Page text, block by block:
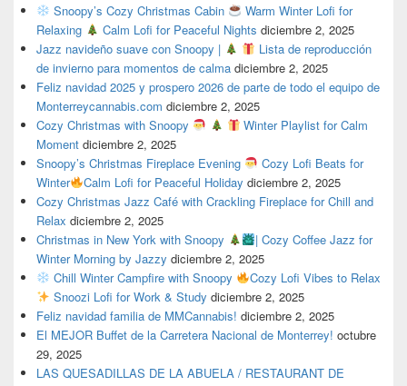
Snoopy’s Cozy Christmas Cabin
Warm Winter Lofi for
Relaxing
Calm Lofi for Peaceful Nights diciembre 2, 2025
Jazz navideño suave con Snoopy |
Lista de reproducción
de invierno para momentos de calma diciembre 2, 2025
Feliz navidad 2025 y prospero 2026 de parte de todo el equipo de
Monterreycannabis.com diciembre 2, 2025
Cozy Christmas with Snoopy
Winter Playlist for Calm
Moment diciembre 2, 2025
Snoopy’s Christmas Fireplace Evening
Cozy Lofi Beats for
Winter
Calm Lofi for Peaceful Holiday diciembre 2, 2025
Cozy Christmas Jazz Café with Crackling Fireplace for Chill and
Relax diciembre 2, 2025
Christmas in New York with Snoopy
| Cozy Coffee Jazz for
Winter Morning by Jazzy diciembre 2, 2025
Chill Winter Campfire with Snoopy
Cozy Lofi Vibes to Relax
Snoozi Lofi for Work & Study diciembre 2, 2025
Feliz navidad familia de MMCannabis! diciembre 2, 2025
El MEJOR Buffet de la Carretera Nacional de Monterrey! octubre
29, 2025
LAS QUESADILLAS DE LA ABUELA / RESTAURANT DE